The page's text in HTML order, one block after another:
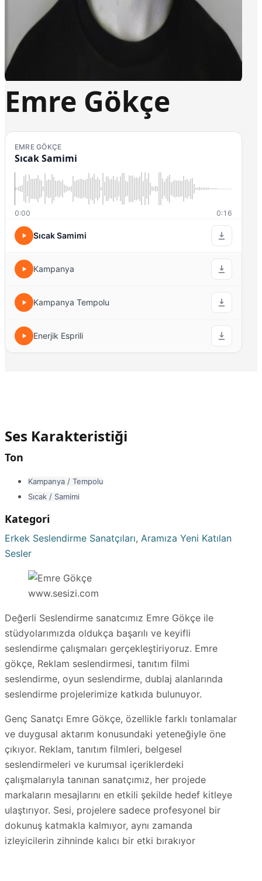
Emre Gökçe
EMRE GÖKÇE
Sıcak Samimi
0:00 0:16
Sıcak Samimi
Kampanya
Kampanya Tempolu
Enerjik Esprili
Ses Karakteristiği
Ton
Kampanya / Tempolu
Sıcak / Samimi
Kategori
Erkek Seslendirme Sanatçıları, Aramıza Yeni Katılan
Sesler
www.sesizi.com
Değerli Seslendirme sanatcımız Emre Gökçe ile
stüdyolarımızda oldukça başarılı ve keyifli
seslendirme çalışmaları gerçekleştiriyoruz. Emre
gökçe, Reklam seslendirmesi, tanıtım filmi
seslendirme, oyun seslendirme, dublaj alanlarında
seslendirme projelerimize katkıda bulunuyor.
Genç Sanatçı Emre Gökçe, özellikle farklı tonlamalar
ve duygusal aktarım konusundaki yeteneğiyle öne
çıkıyor. Reklam, tanıtım filmleri, belgesel
seslendirmeleri ve kurumsal içeriklerdeki
çalışmalarıyla tanınan sanatçımız, her projede
markaların mesajlarını en etkili şekilde hedef kitleye
ulaştırıyor. Sesi, projelere sadece profesyonel bir
dokunuş katmakla kalmıyor, aynı zamanda
izleyicilerin zihninde kalıcı bir etki bırakıyor